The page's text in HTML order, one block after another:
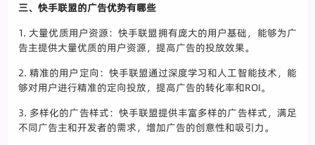
三、快手联盟的广告优势有哪些
1. 大量优质用户资源：快手联盟拥有庞大的用户基础，能够为广
告主提供大量优质的用户资源，提高广告的投放效果。
2. 精准的用户定向：快手联盟通过深度学习和人工智能技术，能
够对用户进行精准的定向投放，提高广告的转化率和ROI。
3. 多样化的广告样式：快手联盟提供丰富多样的广告样式，满足
不同广告主和开发者的需求，增加广告的创意性和吸引力。